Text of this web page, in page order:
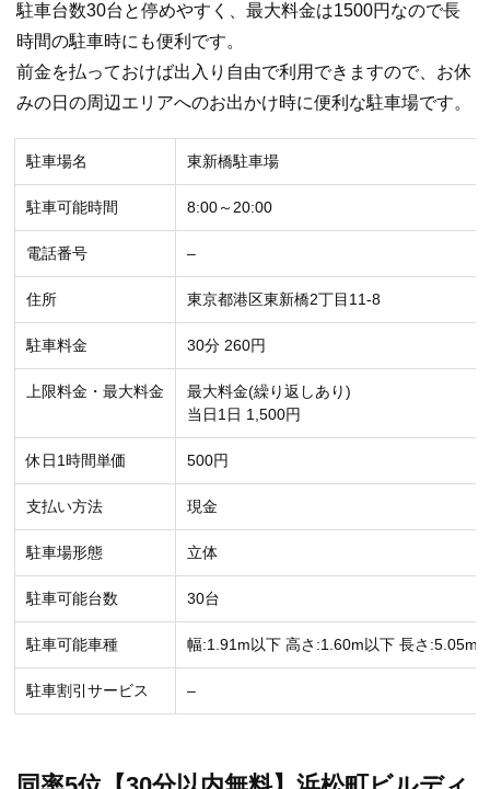
駐車台数30台と停めやすく、最大料金は1500円なので長
時間の駐車時にも便利です。
前金を払っておけば出入り自由で利用できますので、お休
みの日の周辺エリアへのお出かけ時に便利な駐車場です。
駐車場名 東新橋駐車場
駐車可能時間 8:00～20:00
電話番号 –
住所 東京都港区東新橋2丁目11-8
駐車料金 30分 260円
上限料金・最大料金
最大料金(繰り返しあり)
当日1日 1,500円
休日1時間単価 500円
支払い方法 現金
駐車場形態 立体
駐車可能台数 30台
駐車可能車種 幅:1.91m以下 高さ:1.60m以下 長さ:5.05m
駐車割引サービス –